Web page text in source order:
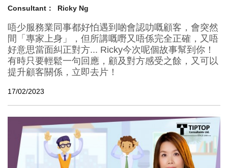
Consultant： Ricky Ng
唔少服務業同事都好怕遇到啲會認叻嘅顧客，會突然
間「專家上身」，但所講嘅嘢又唔係完全正確，又唔
好意思當面糾正對方... Ricky今次呢個故事幫到你！
有時只要輕鬆一句回應，顧及對方感受之餘，又可以
提升顧客關係，立即去片！
17/02/2023